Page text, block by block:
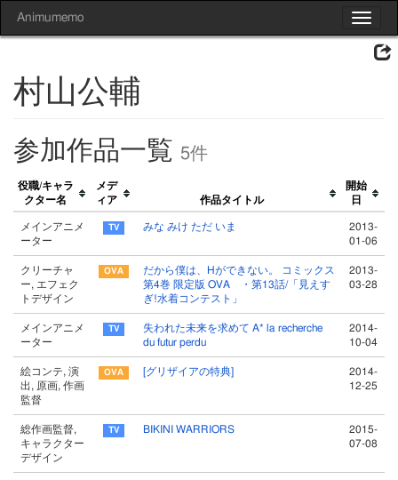
Toggle
Animumemo
村山公輔
参加作品一覧 5件
役職/キャラ
クター名
メデ
ィア
作品タイトル
開始
日
メインアニメ
ーター
みな みけ ただ いま
2013-
01-06
クリーチャ
ー, エフェク
トデザイン
だから僕は、Hができない。 コミックス
第4巻 限定版 OVA ・第13話/「見えす
ぎ!水着コンテスト」
2013-
03-28
メインアニメ
ーター
失われた未来を求めて A* la recherche
du futur perdu
2014-
10-04
絵コンテ, 演
出, 原画, 作画
監督
[グリザイアの特典]
2014-
12-25
総作画監督,
キャラクター
デザイン
BIKINI WARRIORS
2015-
07-08